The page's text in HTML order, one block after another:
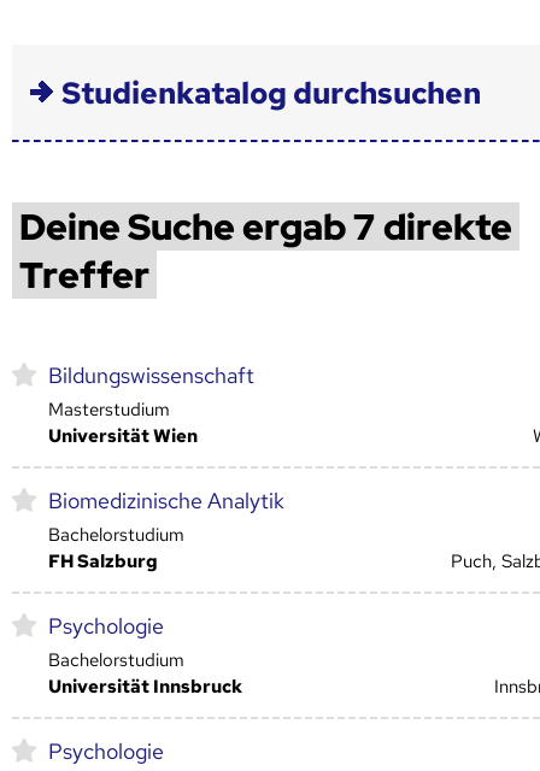
Studienkatalog durchsuchen
Deine Suche ergab 7 direkte
Treffer
Bildungswissenschaft
Masterstudium
Universität Wien
Biomedizinische Analytik
Bachelorstudium
FH Salzburg
Puch,
Psychologie
Bachelorstudium
Universität Innsbruck
Psychologie